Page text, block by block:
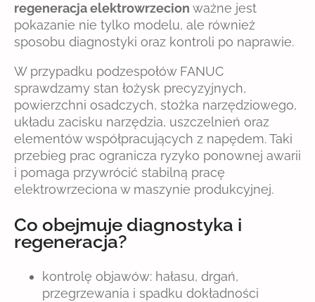
regeneracja elektrowrzecion ważne jest
pokazanie nie tylko modelu, ale również
sposobu diagnostyki oraz kontroli po naprawie.
W przypadku podzespołów FANUC
sprawdzamy stan łożysk precyzyjnych,
powierzchni osadczych, stożka narzędziowego,
układu zacisku narzędzia, uszczelnień oraz
elementów współpracujących z napędem. Taki
przebieg prac ogranicza ryzyko ponownej awarii
i pomaga przywrócić stabilną pracę
elektrowrzeciona w maszynie produkcyjnej.
Co obejmuje diagnostyka i
regeneracja?
kontrolę objawów: hałasu, drgań,
przegrzewania i spadku dokładności